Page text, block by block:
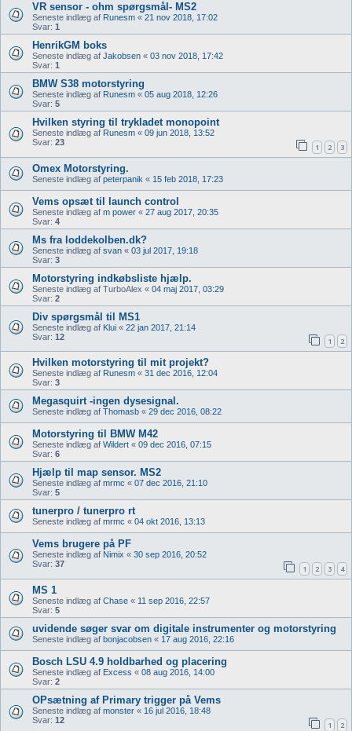
VR sensor - ohm spørgsmål- MS2
Seneste indlæg af Runesm « 21 nov 2018, 17:02
Svar: 1
HenrikGM boks
Seneste indlæg af Jakobsen « 03 nov 2018, 17:42
Svar: 1
BMW S38 motorstyring
Seneste indlæg af Runesm « 05 aug 2018, 12:26
Svar: 5
Hvilken styring til trykladet monopoint
Seneste indlæg af Runesm « 09 jun 2018, 13:52
Svar: 23 1 2 3
Omex Motorstyring.
Seneste indlæg af peterpanik « 15 feb 2018, 17:23
Vems opsæt til launch control
Seneste indlæg af m power « 27 aug 2017, 20:35
Svar: 4
Ms fra loddekolben.dk?
Seneste indlæg af svan « 03 jul 2017, 19:18
Svar: 3
Motorstyring indkøbsliste hjælp.
Seneste indlæg af TurboAlex « 04 maj 2017, 03:29
Svar: 2
Div spørgsmål til MS1
Seneste indlæg af Klui « 22 jan 2017, 21:14
Svar: 12 1 2
Hvilken motorstyring til mit projekt?
Seneste indlæg af Runesm « 31 dec 2016, 12:04
Svar: 3
Megasquirt -ingen dysesignal.
Seneste indlæg af Thomasb « 29 dec 2016, 08:22
Motorstyring til BMW M42
Seneste indlæg af Wildert « 09 dec 2016, 07:15
Svar: 6
Hjælp til map sensor. MS2
Seneste indlæg af mrmc « 07 dec 2016, 21:10
Svar: 5
tunerpro / tunerpro rt
Seneste indlæg af mrmc « 04 okt 2016, 13:13
Vems brugere på PF
Seneste indlæg af Nimix « 30 sep 2016, 20:52
Svar: 37 1 2 3 4
MS 1
Seneste indlæg af Chase « 11 sep 2016, 22:57
Svar: 5
uvidende søger svar om digitale instrumenter og motorstyring
Seneste indlæg af bonjacobsen « 17 aug 2016, 22:16
Bosch LSU 4.9 holdbarhed og placering
Seneste indlæg af Excess « 08 aug 2016, 14:00
Svar: 2
OPsætning af Primary trigger på Vems
Seneste indlæg af monster « 16 jul 2016, 18:48
Svar: 12 1 2